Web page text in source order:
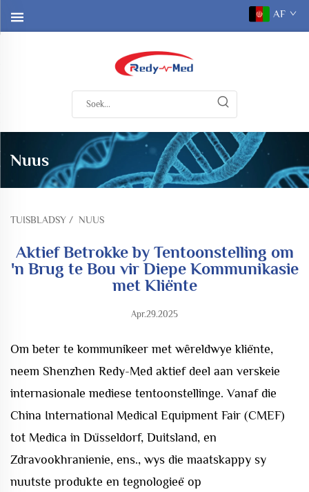
AF
Nuus
TUISBLADSY / NUUS
Aktief Betrokke by Tentoonstelling om
'n Brug te Bou vir Diepe Kommunikasie
met Kliënte
Apr.29.2025
Om beter te kommunikeer met wêreldwye kliënte,
neem Shenzhen Redy-Med aktief deel aan verskeie
internasionale mediese tentoonstellinge. Vanaf die
China International Medical Equipment Fair (CMEF)
tot Medica in Düsseldorf, Duitsland, en
Zdravookhranienie, ens., wys die maatskappy sy
nuutste produkte en tegnologieë op